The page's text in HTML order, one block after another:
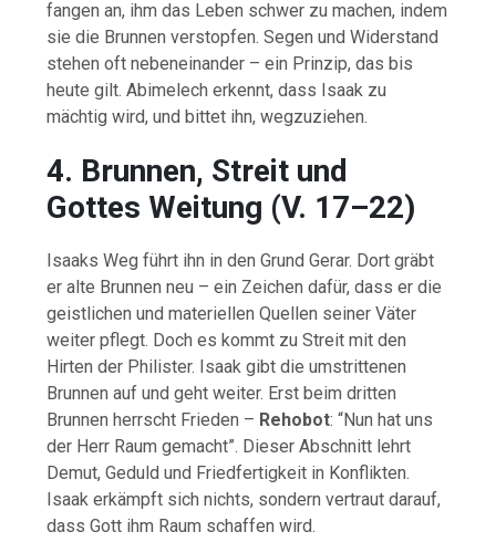
fangenan, ihmdas Leben schwer zumachen, indem
siedie Brunnenverstopfen.SegenundWiderstand
stehenoftnebeneinander –ein Prinzip,dasbis
heutegilt.Abimelecherkennt,dass Isaak zu
mächtigwird,undbittet ihn,wegzuziehen.
4. Brunnen, Streit und
Gottes Weitung (V. 17–22)
IsaaksWegführt ihn indenGrundGerar. Dortgräbt
eralte Brunnenneu –ein Zeichendafür,dasserdie
geistlichenundmateriellenQuellen seinerVäter
weiterpflegt. Docheskommt zuStreitmitden
Hirtender Philister. Isaakgibtdieumstrittenen
Brunnenaufundgehtweiter. Erstbeimdritten
Brunnenherrscht Frieden – Rehobot: “Nunhatuns
der Herr Raumgemacht”. DieserAbschnitt lehrt
Demut,Geduldund Friedfertigkeit in Konflikten.
Isaakerkämpft sichnichts, sondernvertrautdarauf,
dassGott ihm Raum schaffenwird.